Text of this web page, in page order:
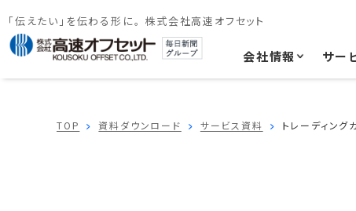
「伝えたい」を伝わる形に。 株式会社高速オフセット
会社情報 サー
TOP 資料ダウンロード サービス資料 トレーディン